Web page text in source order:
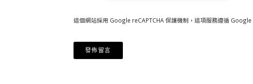
這個網站採用 Google reCAPTCHA 保護機制，這項服務遵循 Google